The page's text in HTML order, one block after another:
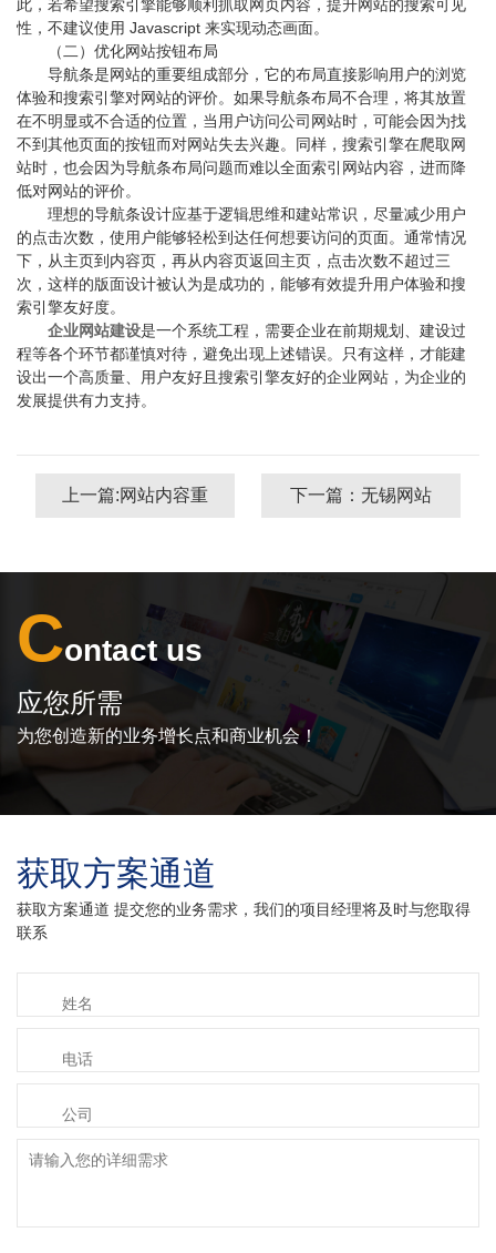
此，若希望搜索引擎能够顺利抓取网页内容，提升网站的搜索可见
性，不建议使用 Javascript 来实现动态画面。
（二）优化网站按钮布局
导航条是网站的重要组成部分，它的布局直接影响用户的浏览
体验和搜索引擎对网站的评价。如果导航条布局不合理，将其放置
在不明显或不合适的位置，当用户访问公司网站时，可能会因为找
不到其他页面的按钮而对网站失去兴趣。同样，搜索引擎在爬取网
站时，也会因为导航条布局问题而难以全面索引网站内容，进而降
低对网站的评价。
理想的导航条设计应基于逻辑思维和建站常识，尽量减少用户
的点击次数，使用户能够轻松到达任何想要访问的页面。通常情况
下，从主页到内容页，再从内容页返回主页，点击次数不超过三
次，这样的版面设计被认为是成功的，能够有效提升用户体验和搜
索引擎友好度。
企业网站建设是一个系统工程，需要企业在前期规划、建设过
程等各个环节都谨慎对待，避免出现上述错误。只有这样，才能建
设出一个高质量、用户友好且搜索引擎友好的企业网站，为企业的
发展提供有力支持。
上一篇:网站内容重 下一篇：无锡网站
Contact us
应您所需
为您创造新的业务增长点和商业机会！
获取方案通道
获取方案通道 提交您的业务需求，我们的项目经理将及时与您取得
联系